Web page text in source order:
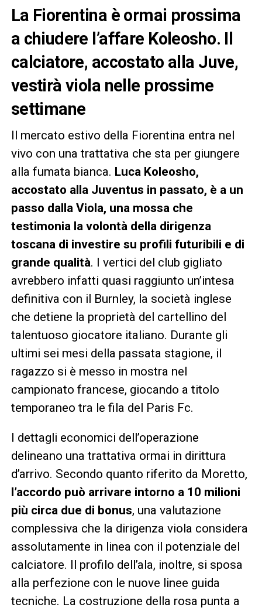
La Fiorentina è ormai prossima
a chiudere l’affare Koleosho. Il
calciatore, accostato alla Juve,
vestirà viola nelle prossime
settimane
Il mercato estivo della Fiorentina entra nel
vivo con una trattativa che sta per giungere
alla fumata bianca. Luca Koleosho,
accostato alla Juventus in passato, è a un
passo dalla Viola, una mossa che
testimonia la volontà della dirigenza
toscana di investire su profili futuribili e di
grande qualità. I vertici del club gigliato
avrebbero infatti quasi raggiunto un’intesa
definitiva con il Burnley, la società inglese
che detiene la proprietà del cartellino del
talentuoso giocatore italiano. Durante gli
ultimi sei mesi della passata stagione, il
ragazzo si è messo in mostra nel
campionato francese, giocando a titolo
temporaneo tra le fila del Paris Fc.
I dettagli economici dell’operazione
delineano una trattativa ormai in dirittura
d’arrivo. Secondo quanto riferito da Moretto,
l’accordo può arrivare intorno a 10 milioni
più circa due di bonus, una valutazione
complessiva che la dirigenza viola considera
assolutamente in linea con il potenziale del
calciatore. Il profilo dell’ala, inoltre, si sposa
alla perfezione con le nuove linee guida
tecniche. La costruzione della rosa punta a